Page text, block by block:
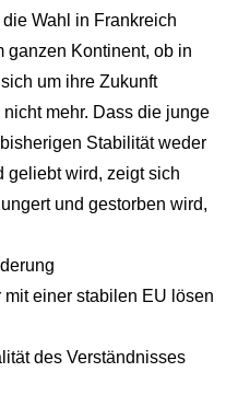
Wahl in Frankreich
ganzen Kontinent, ob in
um ihre Zukunft
mehr. Dass die junge
Stabilität weder
geliebt wird, zeigt sich
und gestorben wird,
einer stabilen EU lösen
des Verständnisses